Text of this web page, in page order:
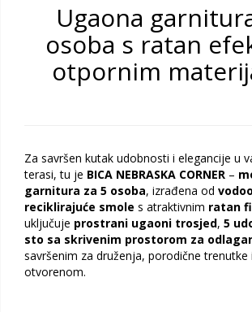
Ugaona
osoba s ratan
otpornim
Za savršen kutak udobnosti i elegancije u
terasi, tu je BICA NEBRASKA CORNER –
garnitura za 5 osoba, izrađena od
reciklirajuće smole s atraktivnim ratan
uključuje prostrani ugaoni trosjed, 5
sto sa skrivenim prostorom za
savršenim za druženja, porodične trenutke
otvorenom.